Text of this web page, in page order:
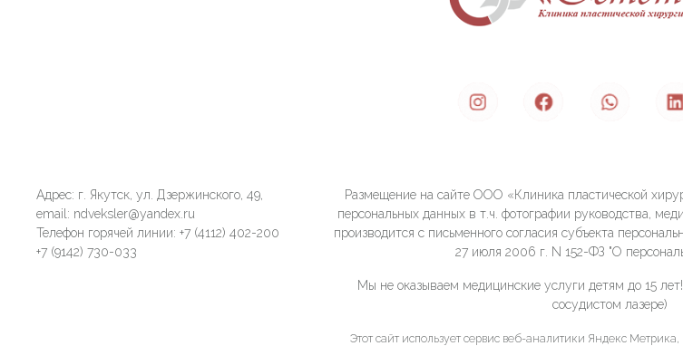
Адрес: г. Якутск, ул. Дзержинского, 49,
email: ndveksler@yandex.ru
Телефон горячей линии: +7 (4112) 402-200
+7 (9142) 730-033
Размещение на сайте ООО «Клиника пластической
персональных данных в т.ч. фотографии руководства,
производится с письменного согласия субъекта
27 июля 2006 г. N 152-ФЗ "О
Мы не оказываем медицинские услуги детям до 15
сосудистом лазере)
Этот сайт использует сервис веб-аналитики Яндекс